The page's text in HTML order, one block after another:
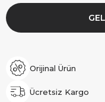
Orijinal Ürün
Ücretsiz Kargo